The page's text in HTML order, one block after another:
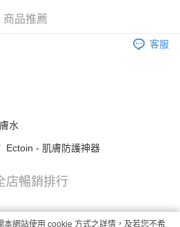
確認發貨後2-5個工作天到店，3天內
安排重寄
或以上免運費
4個工作天送達
商品推薦
客服
水
Ectoin - 肌膚防護神器
店暢銷排行
網站使用 cookie 方式之詳情，及若您不希